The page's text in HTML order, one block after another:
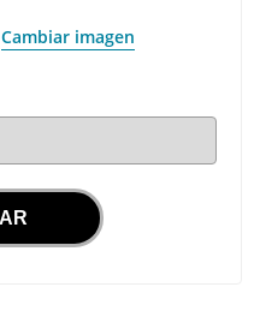
Cambiar imagen